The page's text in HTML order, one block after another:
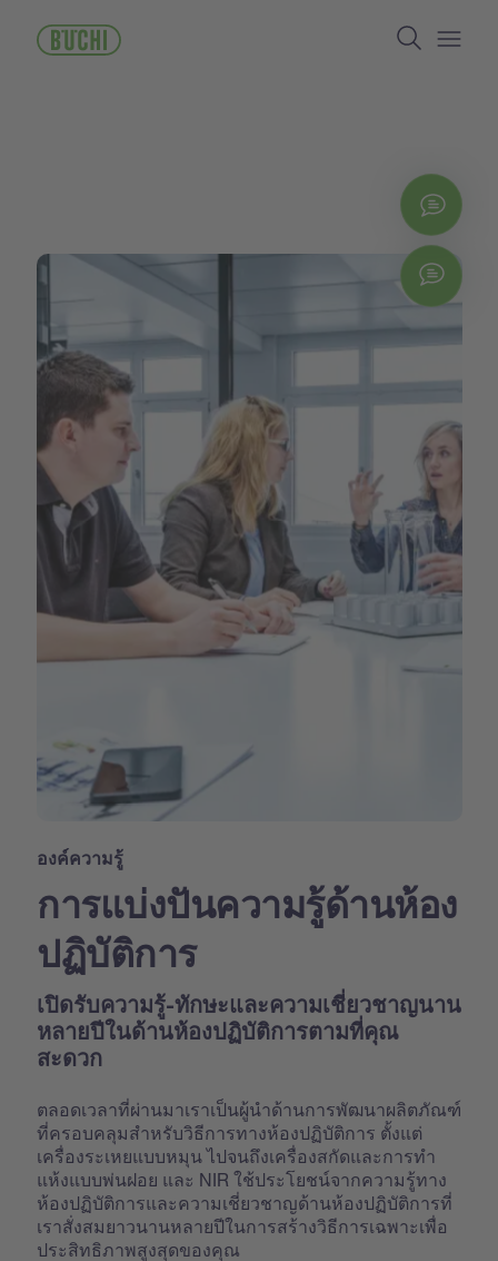
Search
องค์ความรู้
การแบ่งปันความรู้ด้านห้อง
ปฏิบัติการ
เปิดรับความรู้-ทักษะและความเชี่ยวชาญนาน
หลายปีในด้านห้องปฏิบัติการตามที่คุณ
สะดวก
ตลอดเวลาที่ผ่านมาเราเป็นผู้นำด้านการพัฒนาผลิตภัณฑ์
ที่ครอบคลุมสำหรับวิธีการทางห้องปฏิบัติการ ตั้งแต่
เครื่องระเหยแบบหมุน ไปจนถึงเครื่องสกัดและการทำ
แห้งแบบพ่นฝอย และ NIR ใช้ประโยชน์จากความรู้ทาง
ห้องปฏิบัติการและความเชี่ยวชาญด้านห้องปฏิบัติการที่
เราสั่งสมยาวนานหลายปีในการสร้างวิธีการเฉพาะเพื่อ
ประสิทธิภาพสูงสุดของคุณ